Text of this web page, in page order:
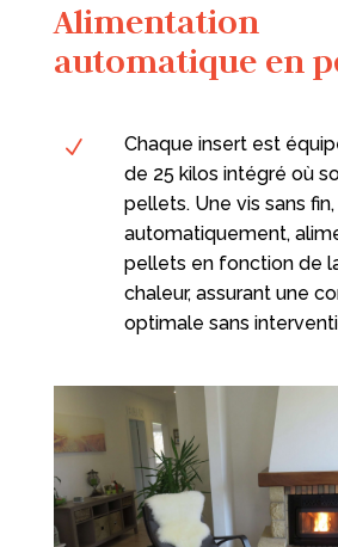
Alimentation
automatique en
N
Chaque insert est
de 25 kilos intégré où
pellets. Une vis sans
automatiquement,
pellets en fonction de
chaleur, assurant une
optimale sans